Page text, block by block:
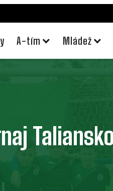
A-tím Mládež